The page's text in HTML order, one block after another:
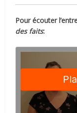
Pour écouter
des faits: